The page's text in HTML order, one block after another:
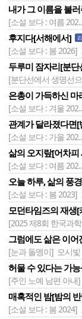
내가 그 이름을 불
[소설 보다 : 여름
후지다[서해에서]
[소설 보다 : 봄 2026]
두루미 잠자리[분
[분단선에서 생명선
은총이 가득하신
[소설 보다 : 겨울
관계가 달라졌다면[
[소설 보다 : 가을
삶의 오지랖[어차
[소설 보다 : 여름
오늘 하루, 삶의 풍
[소설 보다 : 봄 2023]
모던타임즈의 재생[
[2025 제8회 한국과
그럼에도 삶은 이
[눈과 돌멩이] 모시
허물 수 있다는 가
[주인 노예 남편 아내]
매혹적인 밤[밤의
[소설 보다 : 봄 2024]